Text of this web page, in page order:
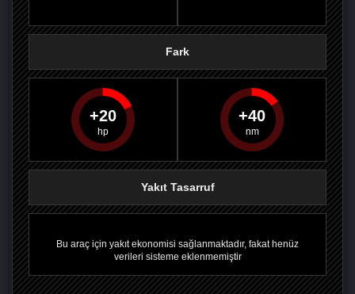
PAYLAŞPAYLAŞPLUS'TA
Fark
20 40
Yakıt Tasarruf
Bu araç için yakıt ekonomisi sağlanmaktadır, fakat henüz
verileri sisteme eklenmemiştir